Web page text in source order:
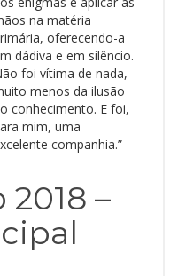
na matéria
oferecendo-a
dádiva e em silêncio.
foi vítima de nada,
menos da ilusão
conhecimento. E foi,
mim, uma
companhia.”
–